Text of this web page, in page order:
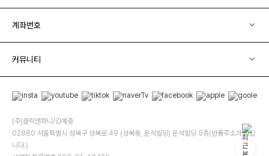
계좌번호
커뮤니티
(주)클릭앤퍼니/김예중
02880 서울특별시 성북구 성북로 49 (성북동, 운석빌딩) 운석빌딩 5층(반품주소가 아닙
니다.)